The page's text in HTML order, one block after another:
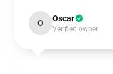
O Oscar
Verified owner